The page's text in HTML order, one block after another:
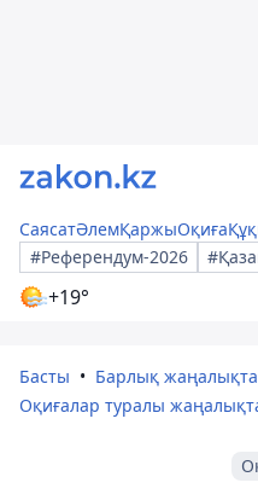
СаясатӘлемҚаржыОқиға
#Референдум-2026
+19°
Басты
Барлық
Оқиғалар туралы